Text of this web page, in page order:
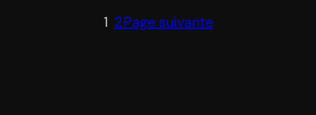
1 2Page suivante